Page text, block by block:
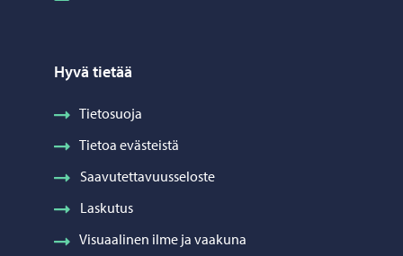
Hyvä tietää
Tietosuoja
Tietoa evästeistä
Saavutettavuusseloste
Laskutus
Visuaalinen ilme ja vaakuna